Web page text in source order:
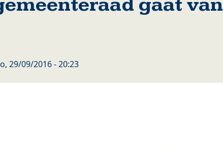
gaat van
29/09/2016 - 20:23